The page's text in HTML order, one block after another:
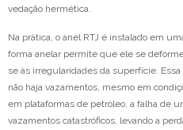
vedação hermética.
Na prática, o anel RTJ é instalado em
forma anelar permite que ele se
se às irregularidades da superfície.
não haja vazamentos, mesmo em
em plataformas de petróleo, a falha de
vazamentos catastróficos, levando a